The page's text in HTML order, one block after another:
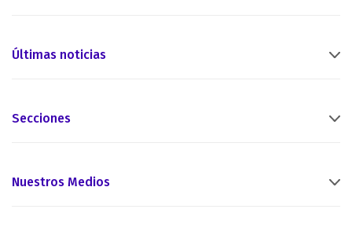
Últimas noticias
Secciones
Nuestros Medios